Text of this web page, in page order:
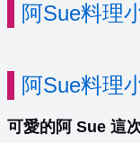
阿Sue料理
阿Sue料理
可愛的阿 Sue 這